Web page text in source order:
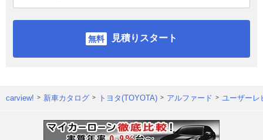
見積りスタート
carview! 新車カタログ トヨタ(TOYOTA) アルファード ユーザーレ